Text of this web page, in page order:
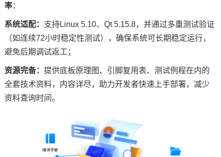
率：
系统适配： 支持Linux 5.10、Qt 5.15.8，并通过多重测试验证
（如连续72小时稳定性测试），确保系统可长期稳定运行，
避免后期调试返工；
资源完备： 提供底板原理图、引脚复用表、测试例程在内的
全套技术资料，内容详尽，助力开发者快速上手部署，减少
资料查询时间。